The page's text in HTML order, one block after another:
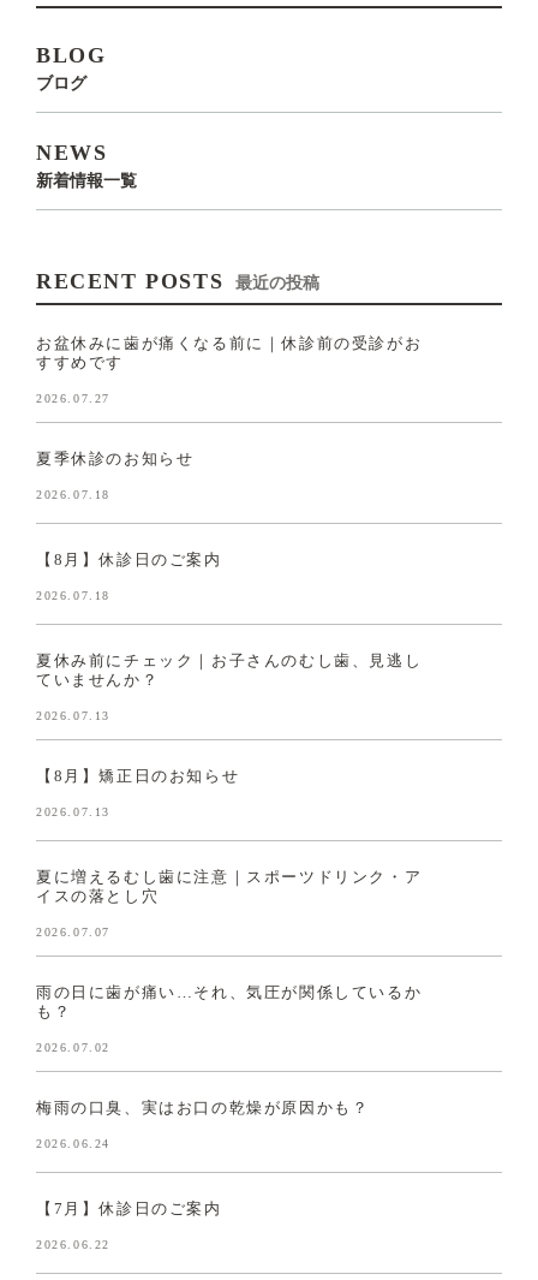
BLOG
ブログ
NEWS
新着情報一覧
RECENT POSTS 最近の投稿
お盆休みに歯が痛くなる前に｜休診前の受診がお
すすめです
2026.07.27
夏季休診のお知らせ
2026.07.18
【8月】休診日のご案内
2026.07.18
夏休み前にチェック｜お子さんのむし歯、見逃し
ていませんか？
2026.07.13
【8月】矯正日のお知らせ
2026.07.13
夏に増えるむし歯に注意｜スポーツドリンク・ア
イスの落とし穴
2026.07.07
雨の日に歯が痛い…それ、気圧が関係しているか
も？
2026.07.02
梅雨の口臭、実はお口の乾燥が原因かも？
2026.06.24
【7月】休診日のご案内
2026.06.22